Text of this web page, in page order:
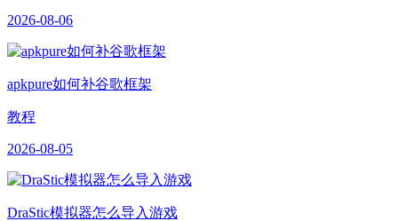
2026-08-06
apkpure如何补谷歌框架
教程
2026-08-05
DraStic模拟器怎么导入游戏